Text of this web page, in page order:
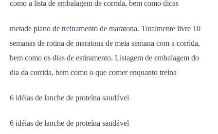
como a lista de embalagem de corrida, bem como dicas
metade plano de treinamento de maratona. Totalmente livre 10
semanas de rotina de maratona de meia semana com a corrida,
bem como os dias de estiramento. Listagem de embalagem do
dia da corrida, bem como o que comer enquanto treina
6 idéias de lanche de proteína saudável
6 idéias de lanche de proteína saudável